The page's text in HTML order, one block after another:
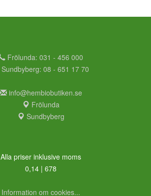
Frölunda: 031 - 456 000
Sundbyberg: 08 - 651 17 70
info@hembiobutiken.se
Frölunda
Sundbyberg
Alla priser inklusive moms
0,14 | 678
Information om cookies...